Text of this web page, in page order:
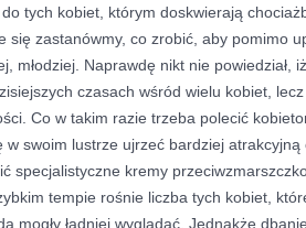
tych kobiet, którym doskwierają
się zastanówmy, co zrobić, aby pomimo
młodziej. Naprawdę nikt nie powiedział,
czasach wśród wielu kobiet,
Co w takim razie trzeba polecić
w swoim lustrze ujrzeć bardziej atrakcyjną
specjalistyczne kremy
tempie rośnie liczba tych kobiet,
mogły ładniej wyglądać. Jednakże